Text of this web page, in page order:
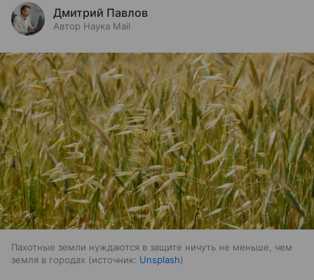
Дмитрий Павлов
Автор Наука Mail
Пахотные земли нуждаются в защите ничуть не меньше, чем
земля в городах
источник: Unsplash